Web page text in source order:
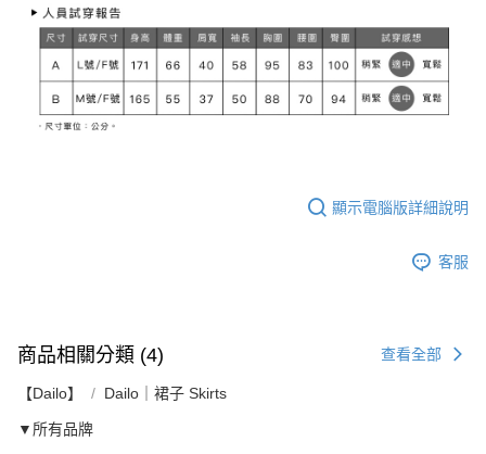
顯示電腦版詳細說明
客服
商品相關分類 (4) 查看全部
【Dailo】 Dailo｜裙子 Skirts
▼所有品牌